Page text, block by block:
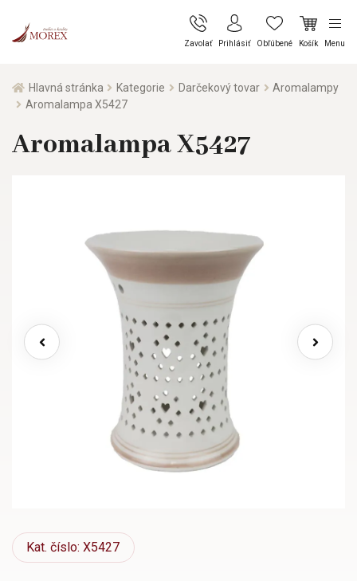
Zavolať Prihlásiť Obľúbené Košík Menu
Hlavná stránka Kategorie Darčekový tovar
Aromalampy
Aromalampa X5427
Aromalampa X5427
Kat. číslo: X5427